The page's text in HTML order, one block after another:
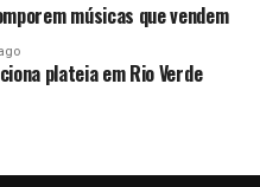
músicas que vendem
plateia em Rio Verde